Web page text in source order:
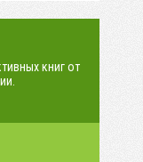
книг от